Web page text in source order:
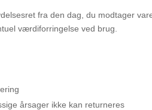
fra den dag, du modtager
værdiforringelse ved brug.
årsager ikke kan returneres